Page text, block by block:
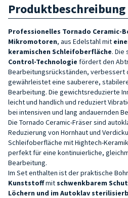
Produktbeschreibung
Professionelles Tornado Ceramic-
Mikromotoren, aus Edelstahl mit
keramischen Schleifoberfläche. Die
Control-Technologie fördert den
Bearbeitungsrückständen, verbessert
gewährleistet eine sauberere,
Bearbeitung. Die gewichtsreduzierte
leicht und handlich und reduziert
bei intensiven und lang andauernden
Die Tornado Ceramic-Fräser sind
Reduzierung von Hornhaut und
Schleifoberfläche mit Hightech-
perfekt für eine kontinuierliche,
Bearbeitung.
Im Set enthalten ist der praktische
Kunststoffmitschwenkbarem
Löchern und im Autoklav